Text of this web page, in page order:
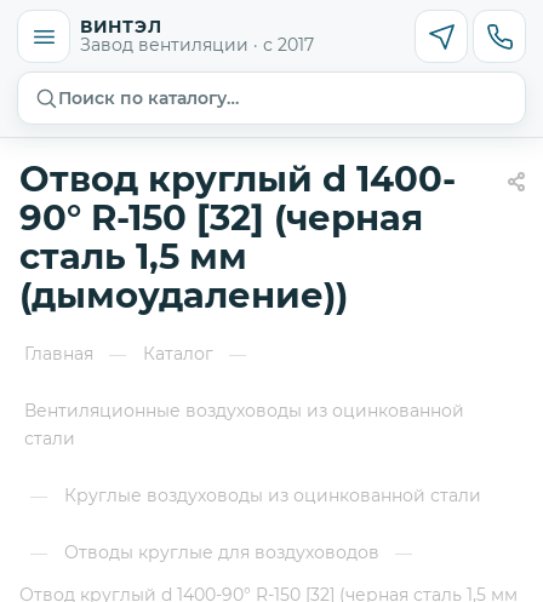
ВИНТЭЛ
Завод вентиляции · с 2017
Поиск по каталогу…
Отвод круглый d 1400-
90° R-150 [32] (черная
сталь 1,5 мм
(дымоудаление))
Главная — Каталог —
Вентиляционные воздуховоды из оцинкованной
стали
— Круглые воздуховоды из оцинкованной стали
— Отводы круглые для воздуховодов
—
Отвод круглый d 1400-90° R-150 [32] (черная сталь 1,5 мм